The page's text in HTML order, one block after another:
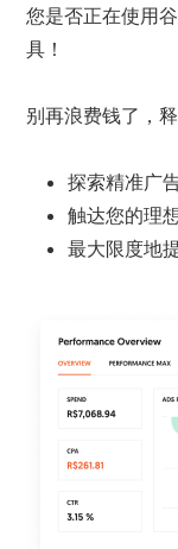
您是否正在使用
具！
别再浪费钱了，
探索精准广
触达您的理
最大限度地